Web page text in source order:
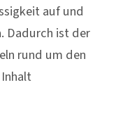
auf und
. Dadurch ist der
rund um den